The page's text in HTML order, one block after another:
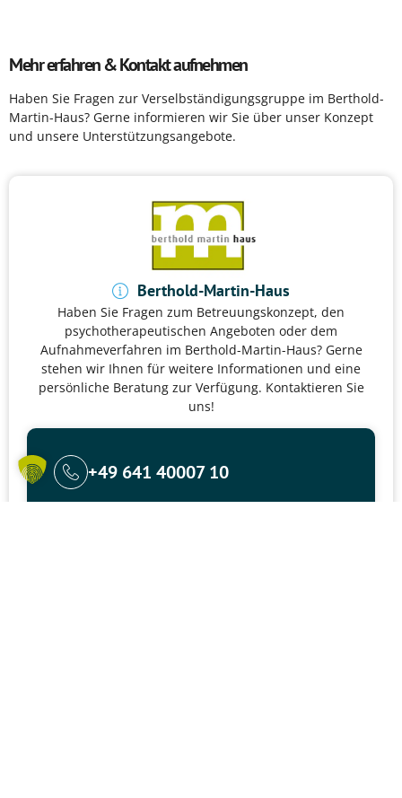
Mehr erfahren & Kontakt aufnehmen
Haben Sie Fragen zur Verselbständigungsgruppe im Berthold-
Martin-Haus? Gerne informieren wir Sie über unser Konzept
und unsere Unterstützungsangebote.
Berthold-Martin-Haus
Haben Sie Fragen zum Betreuungskonzept, den
psychotherapeutischen Angeboten oder dem
Aufnahmeverfahren im Berthold-Martin-Haus? Gerne
stehen wir Ihnen für weitere Informationen und eine
persönliche Beratung zur Verfügung. Kontaktieren Sie
uns!
+49 641 40007 10